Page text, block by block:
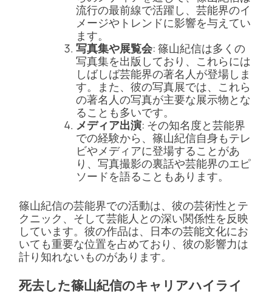
流行の最前線で活躍し、芸能界のイ
メージやトレンドに影響を与えてい
ます。
写真集や展覧会: 篠山紀信は多くの
写真集を出版しており、これらには
しばしば芸能界の著名人が登場しま
す。また、彼の写真展では、これら
の著名人の写真が主要な展示物とな
ることも多いです。
メディア出演: その知名度と芸能界
での経験から、篠山紀信自身もテレ
ビやメディアに登場することがあ
り、写真撮影の裏話や芸能界のエピ
ソードを語ることもあります。
篠山紀信の芸能界での活動は、彼の芸術性とテ
クニック、そして芸能人との深い関係性を反映
しています。彼の作品は、日本の芸能文化にお
いても重要な位置を占めており、彼の影響力は
計り知れないものがあります。
死去した篠山紀信のキャリアハイライ